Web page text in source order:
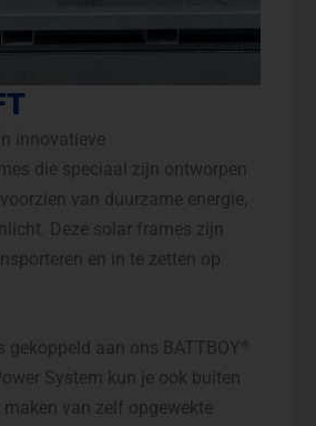
innovatieve
die speciaal zijn ontworpen
van duurzame energie,
Deze solar frames zijn
en in te zetten op
gekoppeld aan ons BATTBOY ®
System kun je ook buiten
van zelf opgewekte